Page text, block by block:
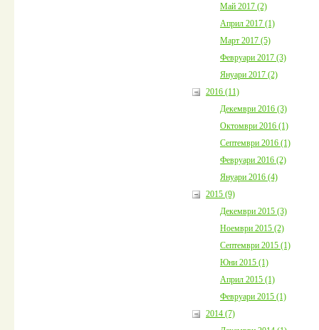
Май 2017 (2)
Април 2017 (1)
Март 2017 (5)
Февруари 2017 (3)
Януари 2017 (2)
2016 (11)
Декември 2016 (3)
Октомври 2016 (1)
Септември 2016 (1)
Февруари 2016 (2)
Януари 2016 (4)
2015 (9)
Декември 2015 (3)
Ноември 2015 (2)
Септември 2015 (1)
Юни 2015 (1)
Април 2015 (1)
Февруари 2015 (1)
2014 (7)